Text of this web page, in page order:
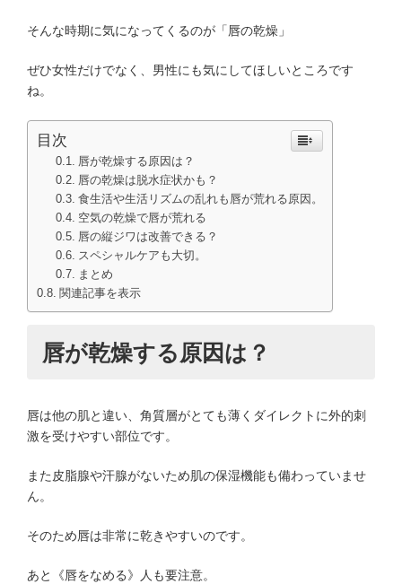
そんな時期に気になってくるのが「唇の乾燥」
ぜひ女性だけでなく、男性にも気にしてほしいところです
ね。
目次
唇が乾燥する原因は？
唇の乾燥は脱水症状かも？
食生活や生活リズムの乱れも唇が荒れる原因。
空気の乾燥で唇が荒れる
唇の縦ジワは改善できる？
スペシャルケアも大切。
まとめ
関連記事を表示
唇が乾燥する原因は？
唇は他の肌と違い、角質層がとても薄くダイレクトに外的刺
激を受けやすい部位です。
また皮脂腺や汗腺がないため肌の保湿機能も備わっていませ
ん。
そのため唇は非常に乾きやすいのです。
あと《唇をなめる》人も要注意。